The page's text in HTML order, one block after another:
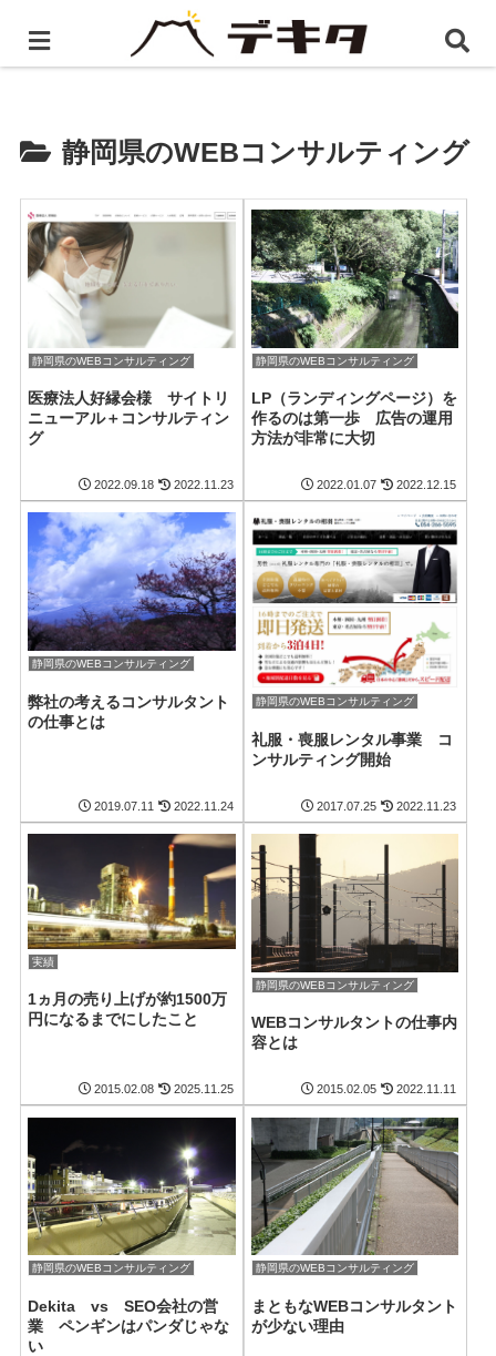
ホーム 静岡県のWEBコンサルティング
静岡県のWEBコンサルティング
静岡県のWEBコンサルティング
医療法人好縁会様 サイトリ
ニューアル＋コンサルティン
グ
2022.09.18 2022.11.23
静岡県のWEBコンサルティング
LP（ランディングページ）を
作るのは第一歩 広告の運用
方法が非常に大切
2022.01.07 2022.12.15
静岡県のWEBコンサルティング
弊社の考えるコンサルタント
の仕事とは
2019.07.11 2022.11.24
静岡県のWEBコンサルティング
礼服・喪服レンタル事業 コ
ンサルティング開始
2017.07.25 2022.11.23
実績
1ヵ月の売り上げが約1500万
円になるまでにしたこと
2015.02.08 2025.11.25
静岡県のWEBコンサルティング
WEBコンサルタントの仕事内
容とは
2015.02.05 2022.11.11
静岡県のWEBコンサルティング
Dekita vs SEO会社の営
業 ペンギンはパンダじゃな
い
静岡県のWEBコンサルティング
まともなWEBコンサルタント
が少ない理由